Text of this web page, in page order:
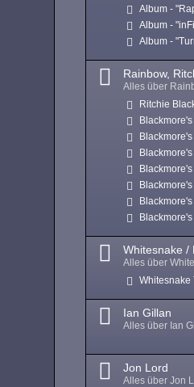
Album -
Album -
Album -
Rainbow,
Alles über
Ritchie
Whitesnake /
Alles über
Whitesnake
Ian Gillan
Alles über Ian
Jon Lord
Alles über Jon